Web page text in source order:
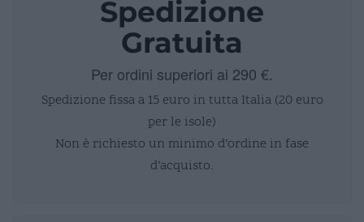
Spedizione
Gratuita
Per ordini superiori ai 290 €.
Spedizione fissa a 15 euro in tutta Italia (20 euro
per le isole)
Non è richiesto un minimo d’ordine in fase
d’acquisto.